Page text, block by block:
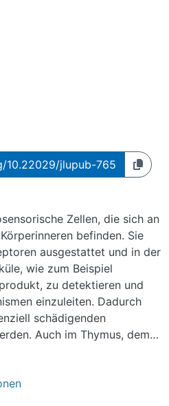
10.22029/jlupub-765
Zellen, die sich an
befinden. Sie
ausgestattet und in der
wie zum Beispiel
zu detektieren und
einzuleiten. Dadurch
schädigenden
Auch im Thymus, dem
dem
Villin auch die